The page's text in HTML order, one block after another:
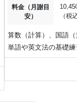
料金（月謝目
安）
10,450
（税込
算数（計算）、国語（
単語や英文法の基礎練